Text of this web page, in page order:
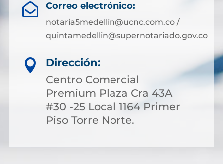
 Correo electrónico:
notaria5medellin@ucnc.com.co /
quintamedellin@supernotariado.gov.co

Dirección:
Centro Comercial
Premium Plaza Cra 43A
#30 -25 Local 1164 Primer
Piso Torre Norte.